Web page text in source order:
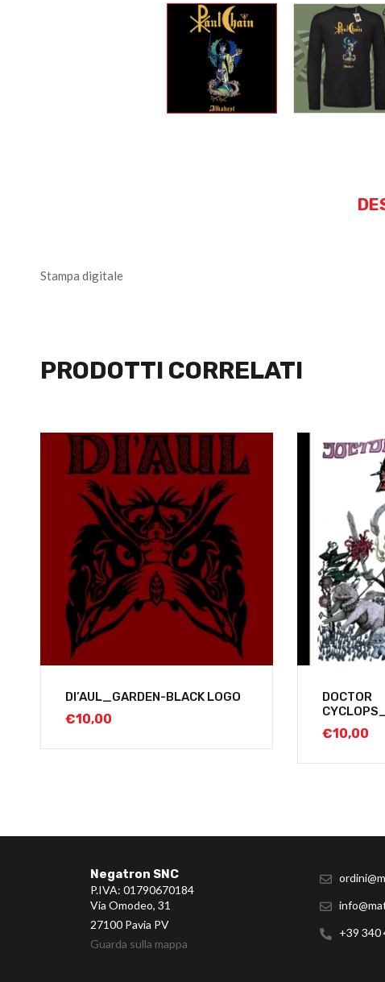
Stampa digitale
PRODOTTI CORRELATI
DI’AUL_GARDEN-BLACK LOGO
€10,00
DOCTOR
€10,00
Negatron SNC
P.IVA: 01790670184
Via Omodeo, 31
27100 Pavia PV
Guarda sulla mappa
+39 340